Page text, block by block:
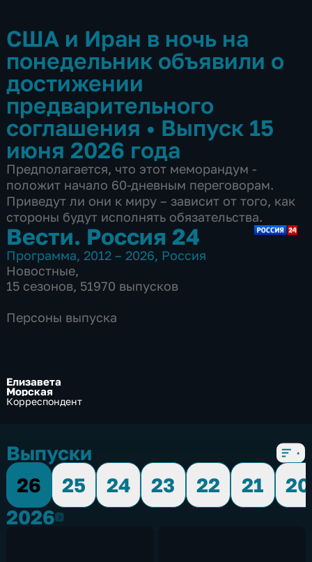
США и Иран в ночь на
понедельник объявили о
достижении
предварительного
соглашения • Выпуск 15
июня 2026 года
Предполагается, что этот меморандум -
положит начало 60-дневным переговорам.
Приведут ли они к миру – зависит от того, как
стороны будут исполнять обязательства.
Вести. Россия 24
Программа, 2012 – 2026, Россия
Новостные,
15 сезонов, 51970 выпусков
Персоны выпуска
Елизавета
Морская
Корреспондент
Выпуски
26
25 24 23 22 21
20
20262026